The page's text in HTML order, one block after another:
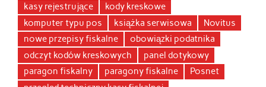
kasy rejestrujące
kody kreskowe
komputer typu pos
książka serwisowa
Novitus
nowe przepisy fiskalne
obowiązki podatnika
odczyt kodów kreskowych
panel dotykowy
paragon fiskalny
paragony fiskalne
Posnet